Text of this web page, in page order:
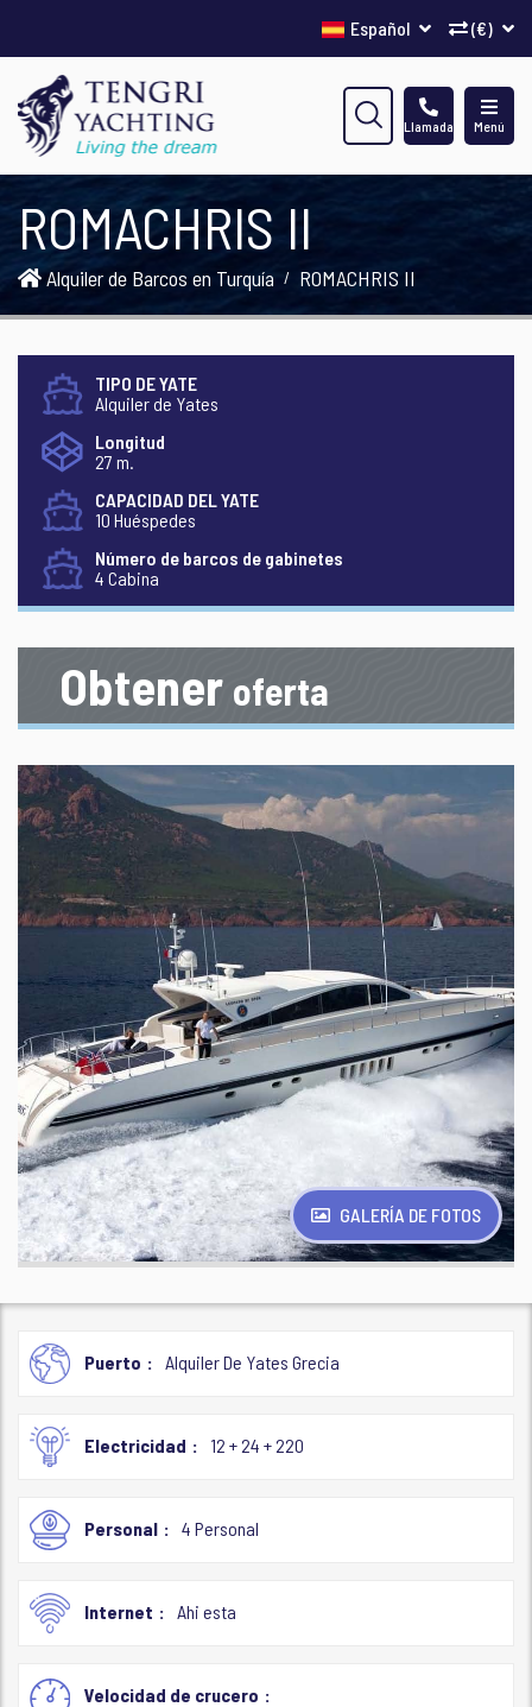
(€)
Español
Menú
Llamada
ROMACHRIS II
Alquiler de Barcos en Turquía ROMACHRIS II
TIPO DE YATE
Alquiler de Yates
Longitud
27 m.
CAPACIDAD DEL YATE
10 Huéspedes
Número de barcos de gabinetes
4 Cabina
Obtener oferta
GALERÍA DE FOTOS
Puerto Alquiler De Yates Grecia
Electricidad 12 + 24 + 220
Personal 4 Personal
Internet Ahi esta
Velocidad de crucero